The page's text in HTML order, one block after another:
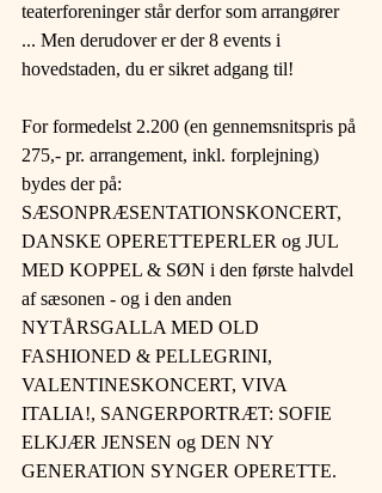
teaterforeninger står derfor som arrangører
... Men derudover er der 8 events i
hovedstaden, du er sikret adgang til!
For formedelst 2.200 (en gennemsnitspris på
275,- pr. arrangement, inkl. forplejning)
bydes der på:
SÆSONPRÆSENTATIONSKONCERT,
DANSKE OPERETTEPERLER og JUL
MED KOPPEL & SØN i den første halvdel
af sæsonen - og i den anden
NYTÅRSGALLA MED OLD
FASHIONED & PELLEGRINI,
VALENTINESKONCERT, VIVA
ITALIA!, SANGERPORTRÆT: SOFIE
ELKJÆR JENSEN og DEN NY
GENERATION SYNGER OPERETTE.